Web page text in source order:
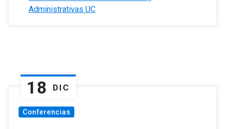
Administrativas UC
18 DIC
Conferencias